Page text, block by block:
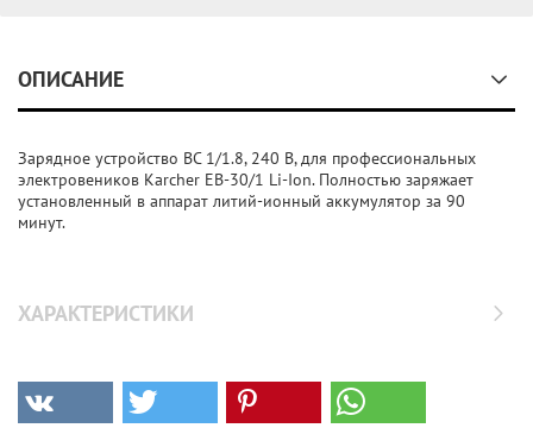
ОПИСАНИЕ
Зарядное устройство BC 1/1.8, 240 B, для профессиональных
электровеников Karcher EB-30/1 Li-Ion. Полностью заряжает
установленный в аппарат литий-ионный аккумулятор за 90
минут.
ХАРАКТЕРИСТИКИ